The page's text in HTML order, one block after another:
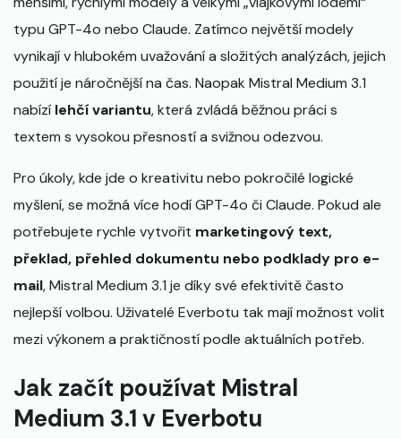
typu GPT-4o nebo Claude. Zatímco největší modely
vynikají v hlubokém uvažování a složitých analýzách, jejich
použití je náročnější na čas. Naopak Mistral Medium 3.1
nabízí lehčí variantu, která zvládá běžnou práci s
textem s vysokou přesností a svižnou odezvou.
Pro úkoly, kde jde o kreativitu nebo pokročilé logické
myšlení, se možná více hodí GPT-4o či Claude. Pokud ale
potřebujete rychle vytvořit marketingový text,
překlad, přehled dokumentu nebo podklady pro e-
mail, Mistral Medium 3.1 je díky své efektivitě často
nejlepší volbou. Uživatelé Everbotu tak mají možnost volit
mezi výkonem a praktičností podle aktuálních potřeb.
Jak začít používat Mistral
Medium 3.1 v Everbotu